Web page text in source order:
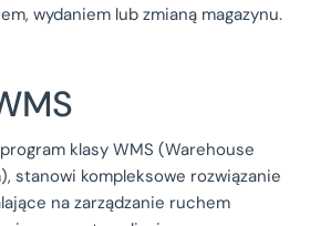
wydaniem lub zmianą magazynu.
klasy WMS (Warehouse
stanowi kompleksowe rozwiązanie
na zarządzanie ruchem